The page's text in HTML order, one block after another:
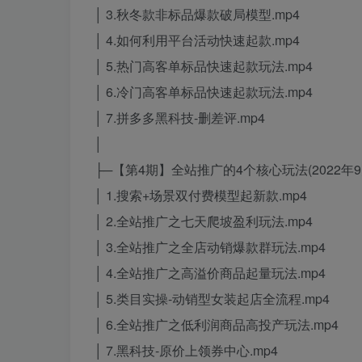
│ 3.秋冬款非标品爆款破局模型.mp4
│ 4.如何利用平台活动快速起款.mp4
│ 5.热门高客单标品快速起款玩法.mp4
│ 6.冷门高客单标品快速起款玩法.mp4
│ 7.拼多多黑科技-删差评.mp4
├─【第4期】全站推广的4个核心玩法(2022年
│ 1.搜索+场景双付费模型起新款.mp4
│ 2.全站推广之七天爬坡盈利玩法.mp4
│ 3.全站推广之全店动销爆款群玩法.mp4
│ 4.全站推广之高溢价商品起量玩法.mp4
│ 5.类目实操-动销型女装起店全流程.mp4
│ 6.全站推广之低利润商品高投产玩法.mp4
│ 7.黑科技-原价上领券中心.mp4